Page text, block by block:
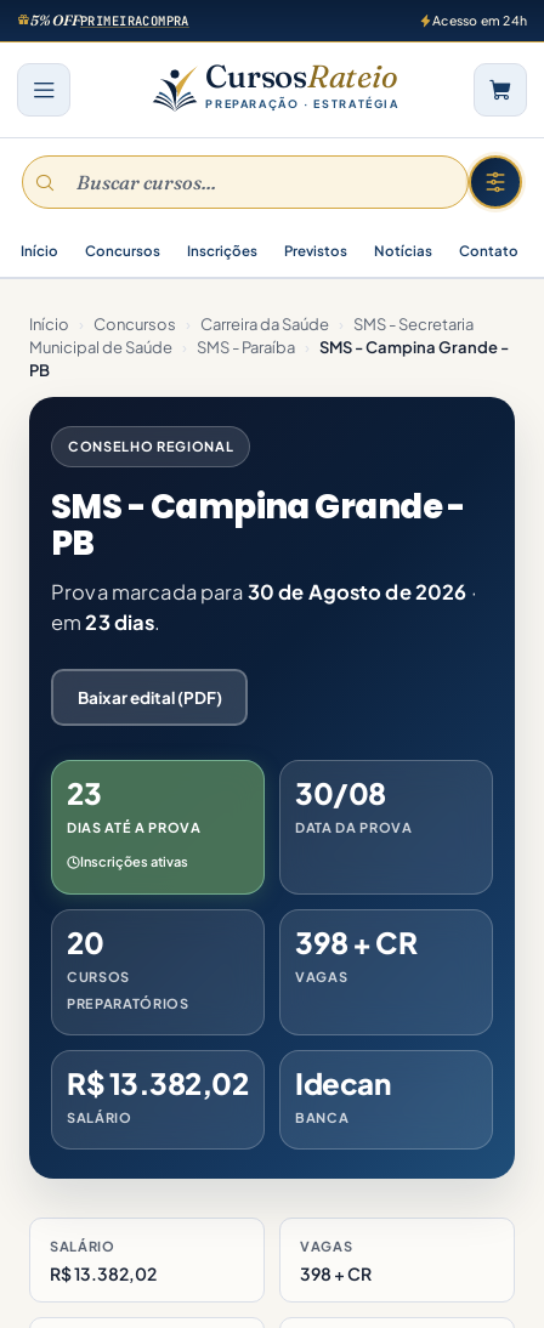
5% OFFPRIMEIRACOMPRA Acesso em 24h
CursosRateio
PREPARAÇÃO · ESTRATÉGIA
Início Concursos Inscrições Previstos Notícias Contato
Início › Concursos › Carreira da Saúde ›
SMS - Secretaria
Municipal de Saúde › SMS - Paraíba › SMS - Campina Grande -
PB
CONSELHO REGIONAL
SMS - Campina Grande -
PB
Prova marcada para30 de Agosto de 2026 ·
em23 dias.
Baixar edital (PDF)
23
DIAS ATÉ A PROVA
Inscrições ativas
30/08
DATA DA PROVA
20
CURSOS
PREPARATÓRIOS
398 + CR
VAGAS
R$ 13.382,02
SALÁRIO
Idecan
BANCA
SALÁRIO
R$ 13.382,02
VAGAS
398 + CR